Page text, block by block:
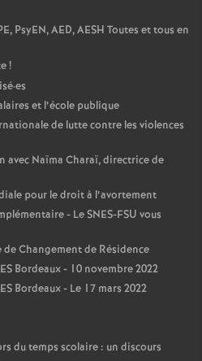
e
c
o
n
d
d
e
PsyEN, AED, AESH Toutes et tous en
!
·es
et l’école publique
de lutte contre les violences
avec Naïma Charaï, directrice de
pour le droit à l’avortement
- Le SNES-FSU vous
Changement de Résidence
Bordeaux - 10 novembre 2022
Bordeaux - Le 17 mars 2022
du temps scolaire : un discours